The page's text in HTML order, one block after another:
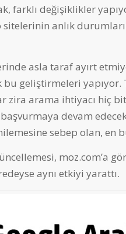
farklı değişiklikler
anlık
asla taraf ayırt
geliştirmeleri yapıyor.
zira arama ihtiyacı hiç
devam
sebep olan, en
moz.com’a
aynı etkiyi yarattı.